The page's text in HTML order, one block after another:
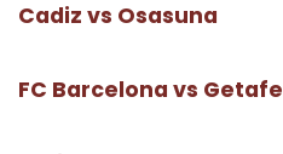
Cadiz vs Osasuna
FC Barcelona vs Getafe